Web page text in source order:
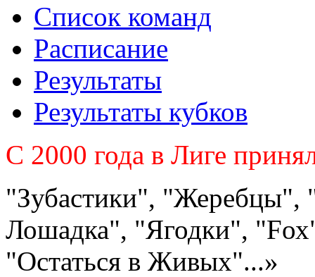
Список команд
Расписание
Результаты
Результаты кубков
C 2000 года в Лиге
"Зубастики", "Жеребцы",
Лошадка", "Ягодки",
"Остаться в Живых"...»